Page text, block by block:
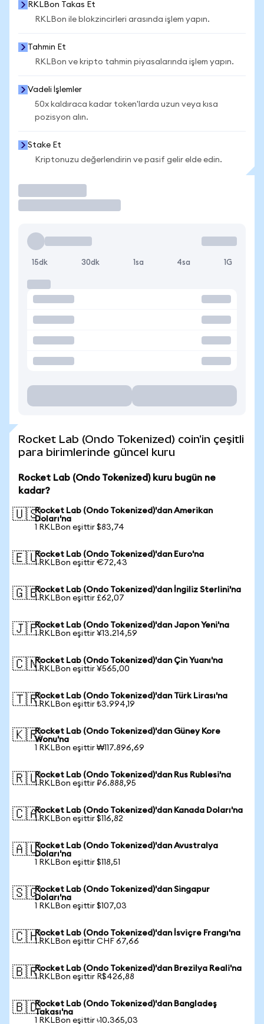
RKLBon Takas Et
RKLBon ile blokzincirleri arasında işlem yapın.
Tahmin Et
RKLBon ve kripto tahmin piyasalarında işlem yapın.
Vadeli İşlemler
50x kaldıraca kadar token'larda uzun veya kısa
pozisyon alın.
Stake Et
Kriptonuzu değerlendirin ve pasif gelir elde edin.
15dk 30dk 1sa 4sa 1G
Rocket Lab (Ondo Tokenized) coin'in çeşitli
para birimlerinde güncel kuru
Rocket Lab (Ondo Tokenized) kuru bugün ne
kadar?
🇺🇸Rocket Lab (Ondo Tokenized)'dan Amerikan
Doları'na
1 RKLBon eşittir $83,74
🇪🇺Rocket Lab (Ondo Tokenized)'dan Euro'na
1 RKLBon eşittir €72,43
🇬🇧Rocket Lab (Ondo Tokenized)'dan İngiliz Sterlini'na
1 RKLBon eşittir £62,07
🇯🇵Rocket Lab (Ondo Tokenized)'dan Japon Yeni'na
1 RKLBon eşittir ¥13.214,59
🇨🇳Rocket Lab (Ondo Tokenized)'dan Çin Yuanı'na
1 RKLBon eşittir ¥565,00
🇹🇷Rocket Lab (Ondo Tokenized)'dan Türk Lirası'na
1 RKLBon eşittir ₺3.994,19
🇰🇷Rocket Lab (Ondo Tokenized)'dan Güney Kore
Wonu'na
1 RKLBon eşittir ₩117.896,69
🇷🇺Rocket Lab (Ondo Tokenized)'dan Rus Rublesi'na
1 RKLBon eşittir ₽6.888,95
🇨🇦Rocket Lab (Ondo Tokenized)'dan Kanada Doları'na
1 RKLBon eşittir $116,82
🇦🇺Rocket Lab (Ondo Tokenized)'dan Avustralya
Doları'na
1 RKLBon eşittir $118,51
🇸🇬Rocket Lab (Ondo Tokenized)'dan Singapur
Doları'na
1 RKLBon eşittir $107,03
🇨🇭Rocket Lab (Ondo Tokenized)'dan İsviçre Frangı'na
1 RKLBon eşittir CHF 67,66
🇧🇷Rocket Lab (Ondo Tokenized)'dan Brezilya Reali'na
1 RKLBon eşittir R$426,88
🇧🇩Rocket Lab (Ondo Tokenized)'dan Bangladeş
Takası'na
1 RKLBon eşittir ৳10.365,03